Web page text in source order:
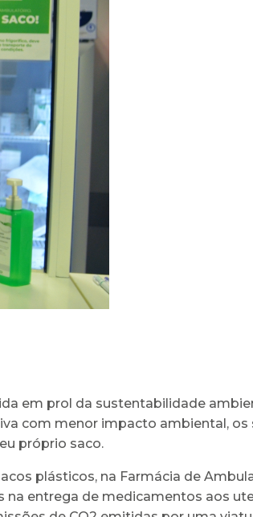
em prol da sustentabilidade
com menor impacto ambiental, os
próprio saco.
plásticos, na Farmácia de
entrega de medicamentos aos